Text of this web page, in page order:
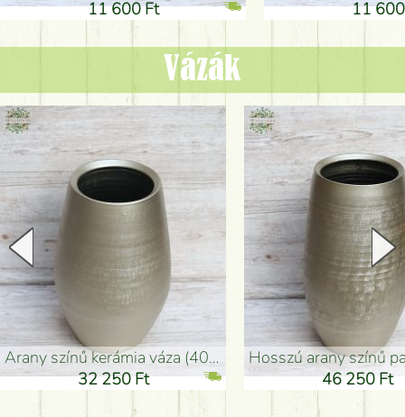
11 600 Ft
11
Vázák
arany színű kerámia váza (40x26cm)
32 250 Ft
hosszú arany színű
46 250 Ft